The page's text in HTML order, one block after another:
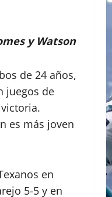
y Watson
de 24 años,
juegos de
es más joven
en
5-5 y en